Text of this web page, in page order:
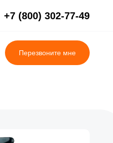
+7 (800) 302-77-49
Перезвоните мне